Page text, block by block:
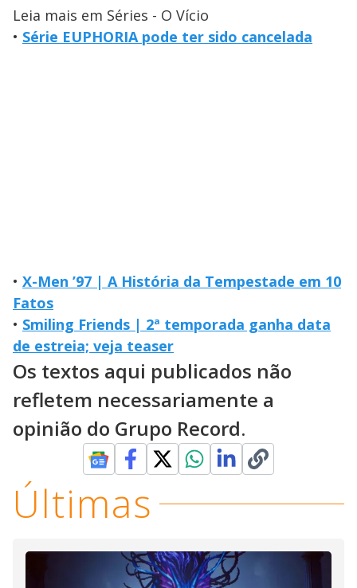
Leia mais em Séries - O Vício
• Série EUPHORIA pode ter sido cancelada
• X-Men ’97 | A História da Tempestade em 10
Fatos
• Smiling Friends | 2ª temporada ganha data
de estreia; veja teaser
Os textos aqui publicados não
refletem necessariamente a
opinião do Grupo Record.
Últimas